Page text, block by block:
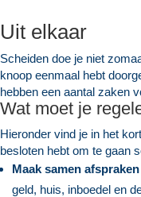
Uit elkaar
Scheiden doe je niet
knoop eenmaal hebt
hebben een aantal zaken
Wat moet je
Hieronder vind je in het
besloten hebt om te gaan
Maak samen afspraken
geld, huis, inboedel en